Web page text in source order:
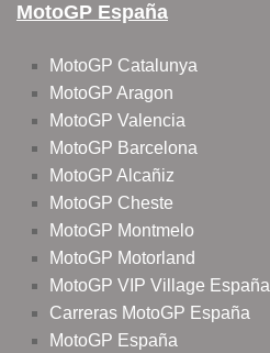
MotoGP España
MotoGP Catalunya
MotoGP Aragon
MotoGP Valencia
MotoGP Barcelona
MotoGP Alcañiz
MotoGP Cheste
MotoGP Montmelo
MotoGP Motorland
MotoGP VIP Village España
Carreras MotoGP España
MotoGP España